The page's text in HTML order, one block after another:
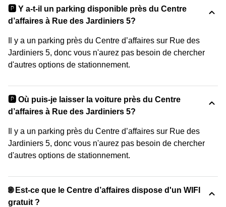
🅿️ Y a-t-il un parking disponible près du Centre
d’affaires à Rue des Jardiniers 5?
Il y a un parking près du Centre d’affaires sur Rue des
Jardiniers 5, donc vous n'aurez pas besoin de chercher
d'autres options de stationnement.
🅿️ Où puis-je laisser la voiture près du Centre
d’affaires à Rue des Jardiniers 5?
Il y a un parking près du Centre d’affaires sur Rue des
Jardiniers 5, donc vous n'aurez pas besoin de chercher
d'autres options de stationnement.
🌐 Est-ce que le Centre d’affaires dispose d'un WIFI
gratuit ?